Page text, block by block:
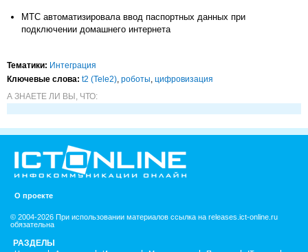
МТС автоматизировала ввод паспортных данных при
подключении домашнего интернета
Тематики: Интеграция
Ключевые слова: t2 (Tele2), роботы, цифровизация
А ЗНАЕТЕ ЛИ ВЫ, ЧТО:
О проекте
© 2004-2026 При использовании материалов ссылка на releases.ict-online.ru
обязательна
РАЗДЕЛЫ